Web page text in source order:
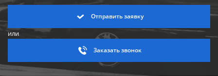
Отправить заявку
или
Заказать звонок